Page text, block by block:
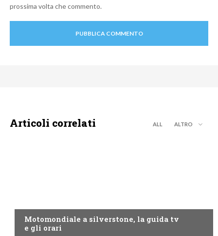
prossima volta che commento.
Articoli correlati ALL ALTRO
Motomondiale a silverstone, la guida tv
e gli orari